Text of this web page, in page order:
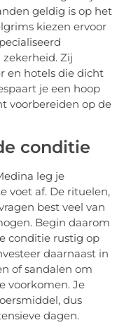
geldig is op het
kiezen ervoor
Zij
en hotels die dicht
je een hoop
voorbereiden op de
conditie
leg je
voet af. De rituelen,
best veel van
Begin daarom
conditie rustig op
daarnaast in
of sandalen om
voorkomen. Je
dus
dagen.